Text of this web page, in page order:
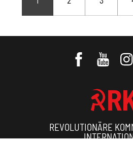
REVOLUTIONÄRE